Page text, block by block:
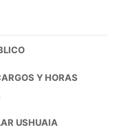
Y HORAS
USHUAIA